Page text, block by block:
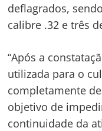
deflagrados,
calibre .32 e três
“Após a
utilizada para o
completamente
objetivo de
continuidade da